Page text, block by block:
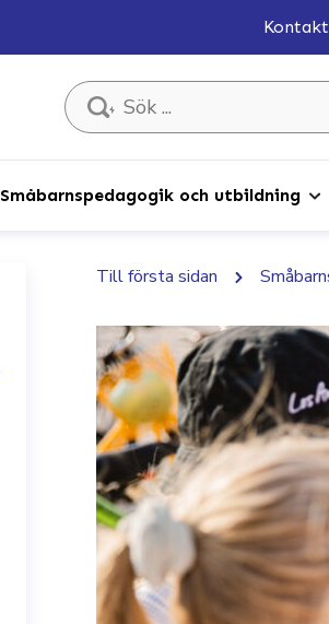
Sök ...
Småbarnspedagogik och utbildning
Till första sidan